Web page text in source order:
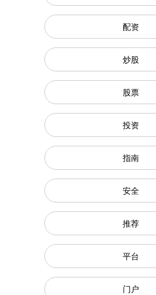
配资
炒股
股票
投资
指南
安全
推荐
平台
门户